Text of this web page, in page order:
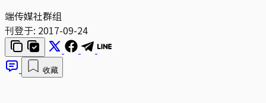
端传媒社群组
刊登于: 2017-09-24
收藏